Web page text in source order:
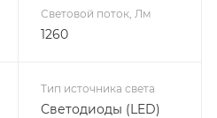
Световой поток, Лм
1260
Тип источника света
Светодиоды (LED)